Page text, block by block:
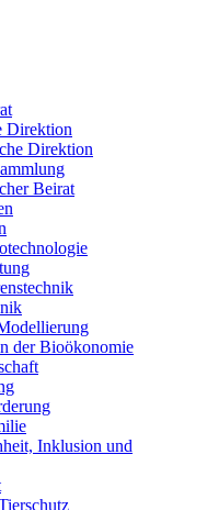
Direktion
Direktion
Beirat
der Bioökonomie
Inklusion und